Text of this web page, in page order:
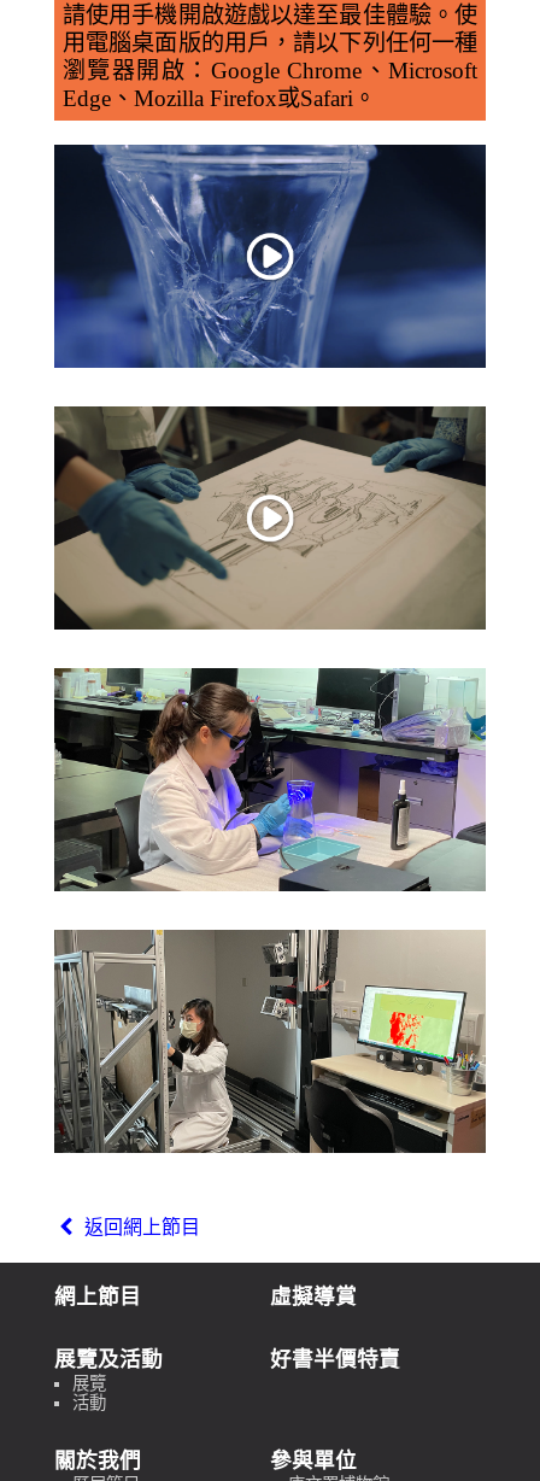
請使用手機開啟遊戲以達至最佳體驗。使
用電腦桌面版的用戶，請以下列任何一種
瀏覽器開啟：Google Chrome、Microsoft
Edge、Mozilla Firefox或Safari。
返回網上節目
網上節目 虛擬導賞
展覽及活動
展覽
活動
好書半價特賣
關於我們 參與單位